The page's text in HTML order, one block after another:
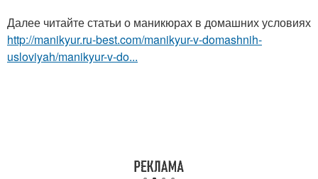
Далее читайте статьи о маникюрах в домашних условиях
http://manikyur.ru-best.com/manikyur-v-domashnih-
usloviyah/manikyur-v-do...